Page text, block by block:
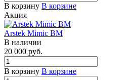
В корзину В корзине
Акция
Arstek Mimic BM
В наличии
20 000 руб.
В корзину В корзине